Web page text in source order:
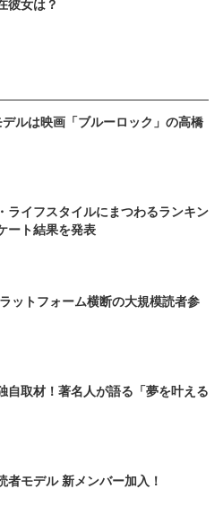
女は？
ルは映画「ブルーロック」の高橋
ライフスタイルにまつわるランキン
ート結果を発表
ットフォーム横断の大規模読者参
自取材！著名人が語る「夢を叶える
者モデル 新メンバー加入！